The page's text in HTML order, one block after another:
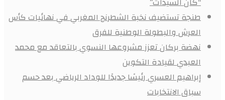
طنجة تستضيف نخبة الشطرنج المغربي في نهائيات كأس
العرش والبطولة الوطنية للفرق
نهضة بركان تعزز مشروعها النسوي بالتعاقد مع محمد
العبدي لقيادة التكوين
إبراهيم العسري رئيسًا جديدًا للوداد الرياضي بعد حسم
سباق الانتخابات